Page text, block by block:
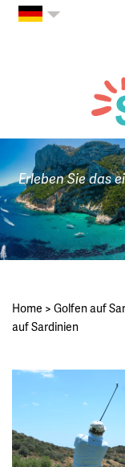
Erleben Sie das
Home > Golfen auf
auf Sardinien